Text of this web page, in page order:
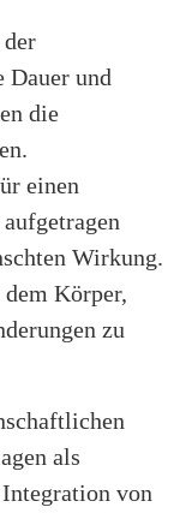
Dauer und
die
einen
Wirkung.
Körper,
zu
als
von